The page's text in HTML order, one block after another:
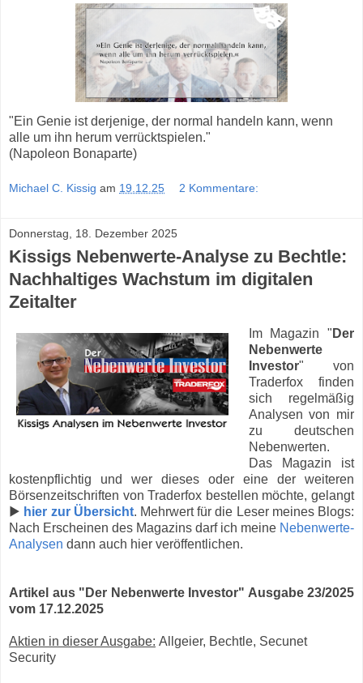
"Ein Genie ist derjenige, der normal handeln kann, wenn
alle um ihn herum verrücktspielen."
(Napoleon Bonaparte)
Michael C. Kissig am 19.12.25 2 Kommentare:
Donnerstag, 18. Dezember 2025
Kissigs Nebenwerte-Analyse zu Bechtle:
Nachhaltiges Wachstum im digitalen
Zeitalter
Im Magazin " Der
Nebenwerte
Investor" von
Traderfox finden
sich regelmäßig
Analysen von mir
zu deutschen
Nebenwerten.
Das Magazin ist
kostenpflichtig und wer dieses oder eine der weiteren
Börsenzeitschriften von Traderfox bestellen möchte, gelangt
▶ hier zur Übersicht. Mehrwert für die Leser meines Blogs:
Nach Erscheinen des Magazins darf ich meine Nebenwerte-
Analysen dann auch hier veröffentlichen.
Artikel aus "Der Nebenwerte Investor" Ausgabe 23/2025
vom 17.12.2025
Aktien in dieser Ausgabe: Allgeier, Bechtle, Secunet
Security